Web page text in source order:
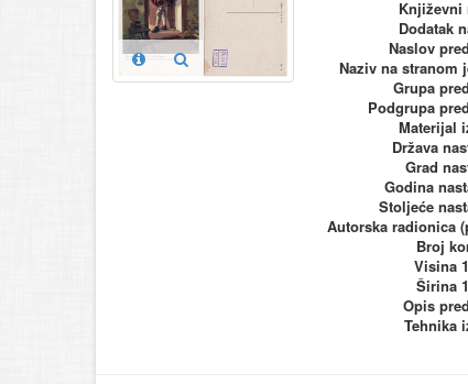
Književni
Dodatak
Naslov
Naziv na stranom
Grupa
Podgrupa
Materijal
Država
Grad
Godina
Stoljeće
Broj
Visina
Širina
Opis
Tehnika